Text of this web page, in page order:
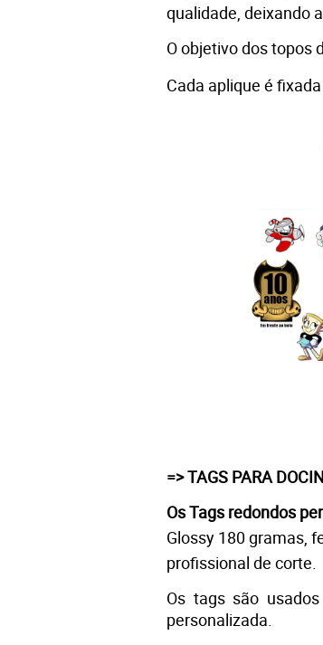
qualidade, deixando
O objetivo dos topos
Cada aplique é
=> TAGS PARA
Os Tags redondos
Glossy 180 gramas,
profissional de corte.
Os tags são
personalizada.